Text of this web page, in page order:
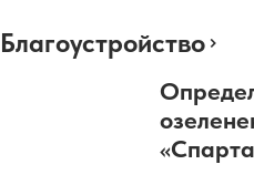
Благоустройство